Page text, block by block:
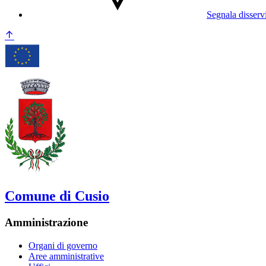
Segnala
Comune di Cusio
Amministrazione
Organi di governo
Aree amministrative